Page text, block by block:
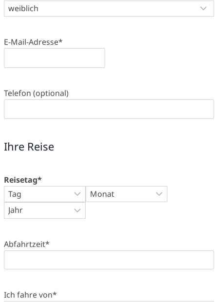
E-Mail-Adresse*
Telefon (optional)
Ihre Reise
Reisetag*
a
g
M
o
a
r
Abfahrtzeit*
Ich fahre von*